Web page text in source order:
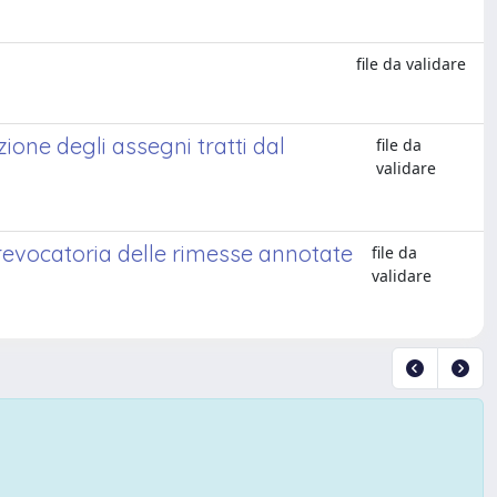
file da validare
degli assegni tratti dal
file da
validare
delle rimesse annotate
file da
validare